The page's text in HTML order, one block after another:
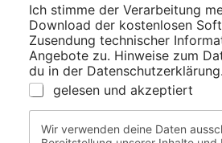
Ich stimme der Verarbeitung
Download der kostenlosen
Zusendung technischer
Angebote zu. Hinweise zum
du in der Datenschutzerklärung.
gelesen und akzeptiert
Wir verwenden deine Daten